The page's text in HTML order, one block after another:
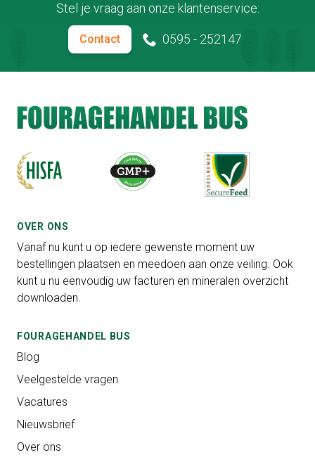
Stel je vraag aan onze klantenservice:
Contact 0595 - 252147
OVER ONS
Vanaf nu kunt u op iedere gewenste moment uw
bestellingen plaatsen en meedoen aan onze veiling. Ook
kunt u nu eenvoudig uw facturen en mineralen overzicht
downloaden.
FOURAGEHANDEL BUS
Blog
Veelgestelde vragen
Vacatures
Nieuwsbrief
Over ons